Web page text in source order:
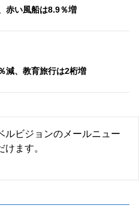
赤い風船は8.9％増
減、教育旅行は2桁増
ルビジョンのメールニュー
ます。